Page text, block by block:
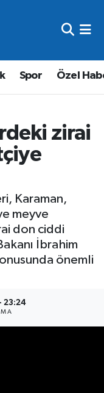
Spor Özel
zirai
Karaman,
meyve
don ciddi
İbrahim
önemli
23:24